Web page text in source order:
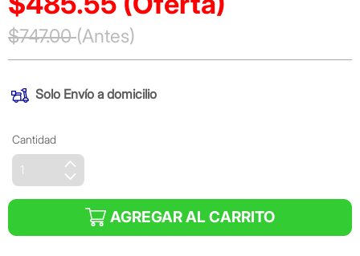
Precio reducido de
$747.00(Antes)
SoloEnvío a domicilio
Cantidad
AGREGAR AL CARRITO